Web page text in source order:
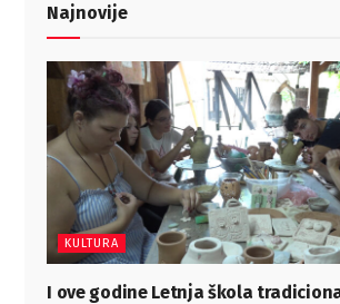
Najnovije
KULTURA
I ove godine Letnja škola